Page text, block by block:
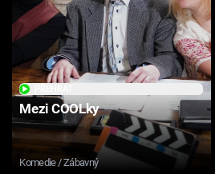
Mezi COOLky
Komedie / Zábavný